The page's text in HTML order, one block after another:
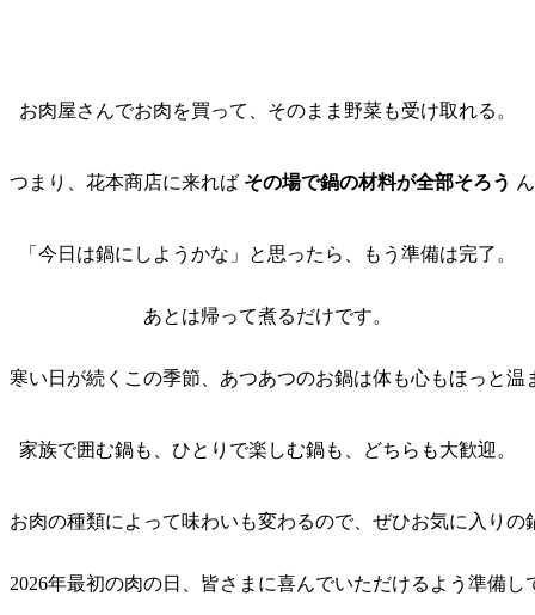
お肉屋さんでお肉を買って、そのまま野菜も受け取れる。
つまり、花本商店に来れば その場で鍋の材料が全部そろう
「今日は鍋にしようかな」と思ったら、もう準備は完了。
あとは帰って煮るだけです。
寒い日が続くこの季節、あつあつのお鍋は体も心もほっと温
家族で囲む鍋も、ひとりで楽しむ鍋も、どちらも大歓迎。
お肉の種類によって味わいも変わるので、ぜひお気に入りの
2026年最初の肉の日、皆さまに喜んでいただけるよう準備し